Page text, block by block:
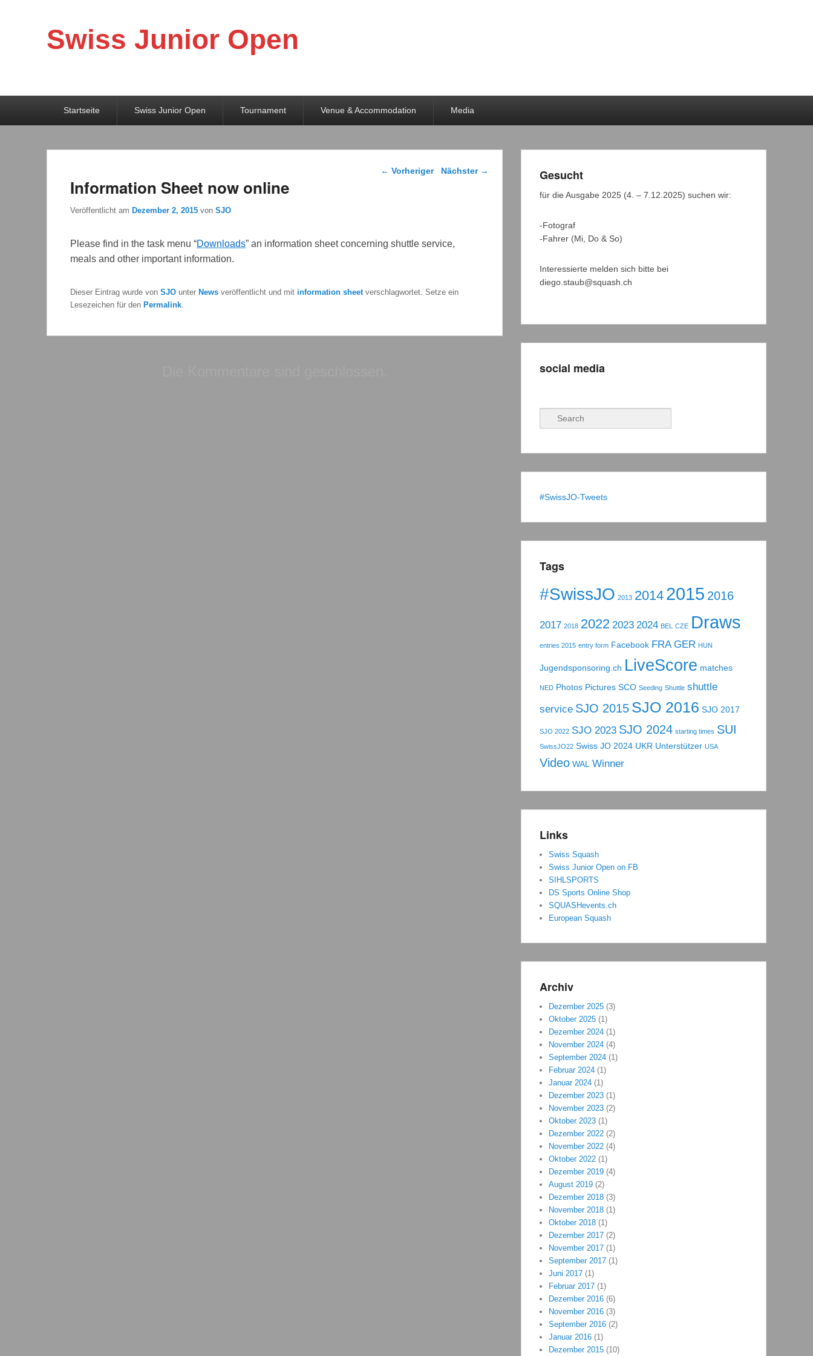
Swiss Junior Open
Startseite Swiss Junior Open Tournament Venue & Accommodation Media
Beitragsnavigation
← Vorheriger Nächster →
Information Sheet now online
Veröffentlicht am Dezember 2, 2015 von SJO
Please find in the task menu “Downloads” an information sheet concerning shuttle service,
meals and other important information.
Dieser Eintrag wurde von SJO unter News veröffentlicht und mit information sheet verschlagwortet. Setze ein
Lesezeichen für den Permalink
Gesucht
für die Ausgabe 2025 (4. – 7.12.2025) suchen wir:
-Fotograf
-Fahrer (Mi, Do & So)
Interessierte melden sich bitte bei
diego.staub@squash.ch
social media
Suchen
#SwissJO-Tweets
Tags
#SwissJO 2013 2014 2015 2016
2017 2018 2022 2023 2024 BEL CZE Draws
entries 2015 entry form Facebook FRA GER HUN
Jugendsponsoring.ch LiveScore matches
NED Photos Pictures SCO Seeding Shuttle shuttle
service SJO 2015 SJO 2016 SJO 2017
SJO 2022 SJO 2023 SJO 2024 starting times SUI
SwissJO22 Swiss JO 2024 UKR Unterstützer USA
Video WAL Winner
Links
Swiss Squash
Swiss Junior Open on FB
SIHLSPORTS
DS Sports Online Shop
SQUASHevents.ch
European Squash
Archiv
Dezember 2025 (3)
Oktober 2025 (1)
Dezember 2024 (1)
November 2024 (4)
September 2024 (1)
Februar 2024 (1)
Januar 2024 (1)
Dezember 2023 (1)
November 2023 (2)
Oktober 2023 (1)
Dezember 2022 (2)
November 2022 (4)
Oktober 2022 (1)
Dezember 2019 (4)
August 2019 (2)
Dezember 2018 (3)
November 2018 (1)
Oktober 2018 (1)
Dezember 2017 (2)
November 2017 (1)
September 2017 (1)
Juni 2017 (1)
Februar 2017 (1)
Dezember 2016 (6)
November 2016 (3)
September 2016 (2)
Januar 2016 (1)
Dezember 2015 (10)